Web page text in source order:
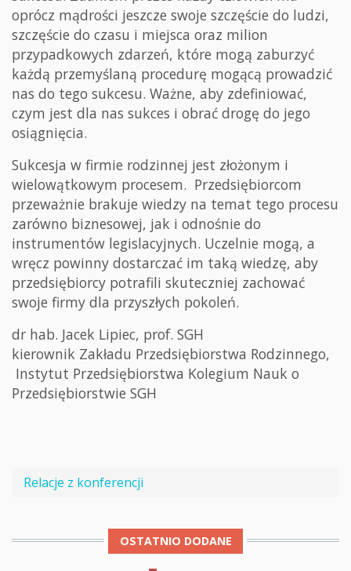
oprócz mądrości jeszcze swoje szczęście do ludzi,
szczęście do czasu i miejsca oraz milion
przypadkowych zdarzeń, które mogą zaburzyć
każdą przemyślaną procedurę mogącą prowadzić
nas do tego sukcesu. Ważne, aby zdefiniować,
czym jest dla nas sukces i obrać drogę do jego
osiągnięcia.
Sukcesja w firmie rodzinnej jest złożonym i
wielowątkowym procesem. Przedsiębiorcom
przeważnie brakuje wiedzy na temat tego procesu
zarówno biznesowej, jak i odnośnie do
instrumentów legislacyjnych. Uczelnie mogą, a
wręcz powinny dostarczać im taką wiedzę, aby
przedsiębiorcy potrafili skuteczniej zachować
swoje firmy dla przyszłych pokoleń.
dr hab. Jacek Lipiec, prof. SGH
kierownik Zakładu Przedsiębiorstwa Rodzinnego,
Instytut Przedsiębiorstwa Kolegium Nauk o
Przedsiębiorstwie SGH
Relacje z konferencji
OSTATNIO DODANE